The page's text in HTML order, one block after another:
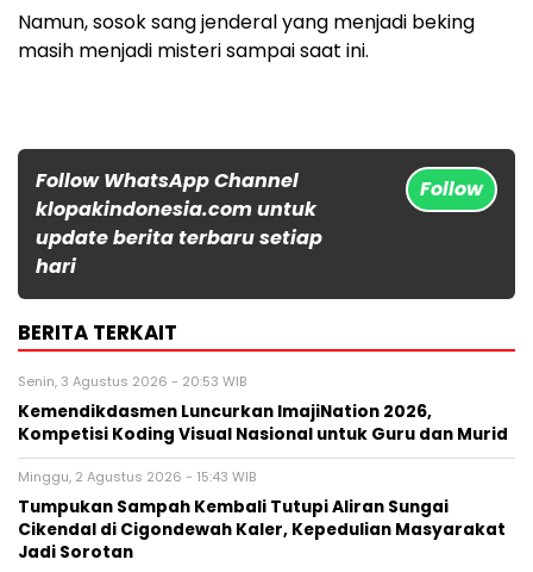
Namun, sosok sang jenderal yang menjadi beking
masih menjadi misteri sampai saat ini.
Follow WhatsApp Channel
klopakindonesia.com untuk
update berita terbaru setiap
hari
Follow
BERITA TERKAIT
Senin, 3 Agustus 2026 - 20:53 WIB
Kemendikdasmen Luncurkan ImajiNation 2026,
Kompetisi Koding Visual Nasional untuk Guru dan Murid
Minggu, 2 Agustus 2026 - 15:43 WIB
Tumpukan Sampah Kembali Tutupi Aliran Sungai
Cikendal di Cigondewah Kaler, Kepedulian Masyarakat
Jadi Sorotan